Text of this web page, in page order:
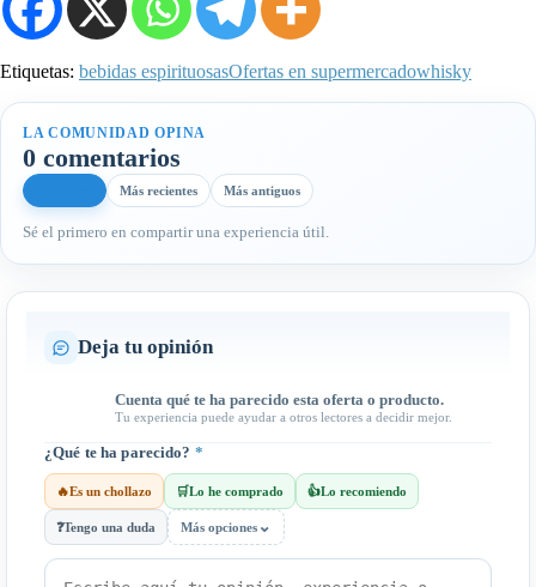
Etiquetas: bebidas espirituosasOfertas en supermercadowhisky
LA COMUNIDAD OPINA
0 comentarios
Más recientes Más antiguos
Sé el primero en compartir una experiencia útil.
Deja tu opinión
Cuenta qué te ha parecido esta oferta o producto.
Tu experiencia puede ayudar a otros lectores a decidir mejor.
¿Qué te ha parecido? *
🔥Es un chollazo 🛒Lo he comprado 👍Lo recomiendo
❓Tengo una duda Más opciones ⌄